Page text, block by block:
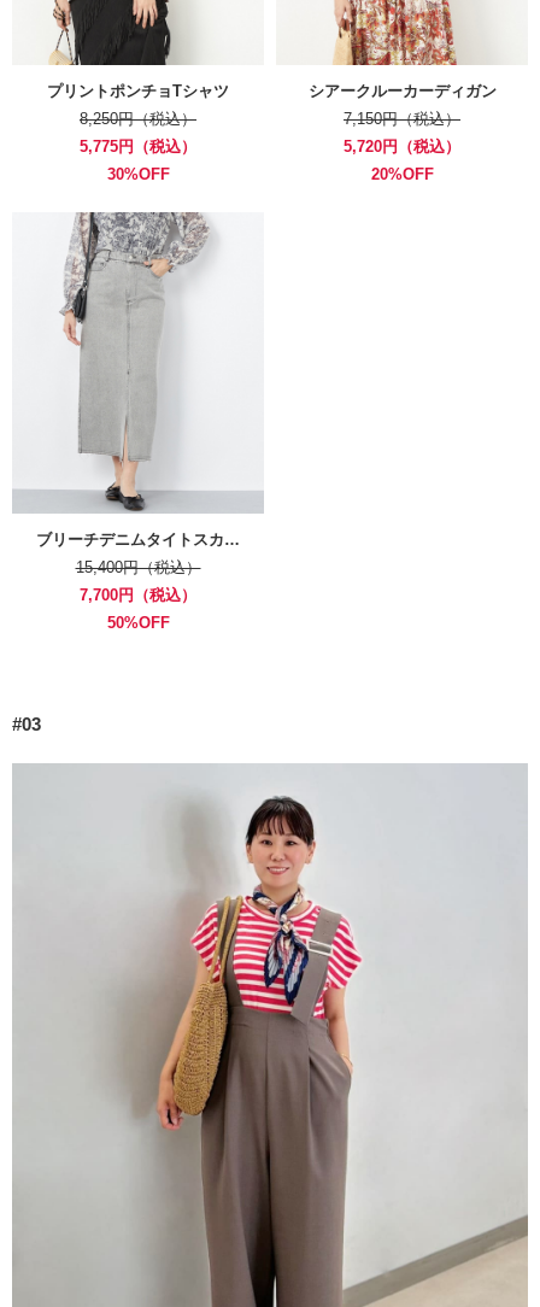
プリントポンチョTシャツ
8,250円（税込）
5,775円（税込）
30%OFF
シアークルーカーディガン
7,150円（税込）
5,720円（税込）
20%OFF
ブリーチデニムタイトスカ…
15,400円（税込）
7,700円（税込）
50%OFF
#03